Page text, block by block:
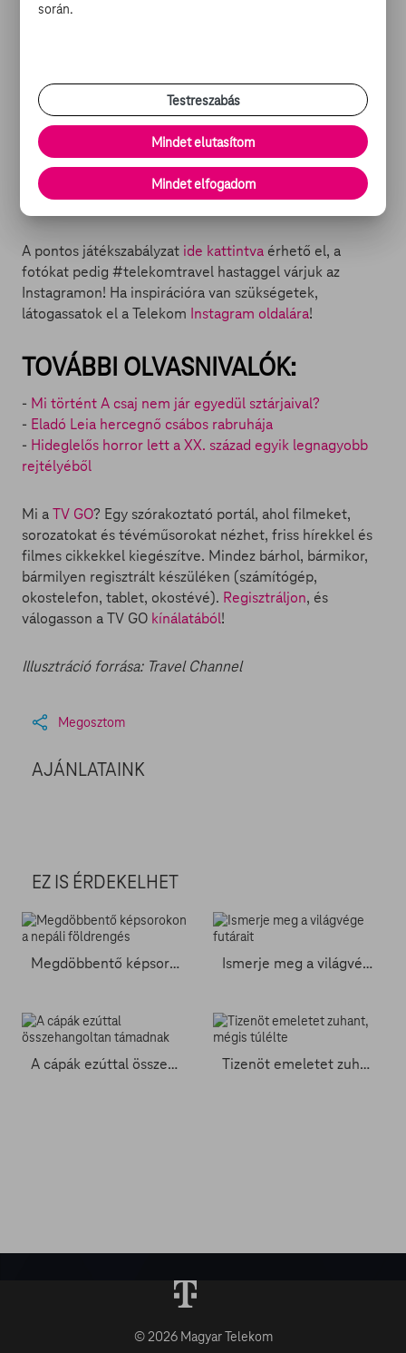
A zsűri emellett 25 fotót jelöl a közönségdíjra. Ezeket a
pályamunkánk a Magyar TelekomFacebook
oldalán
lehet majd megtekinteni szeptember 25. után.
Itt lehet majd szavazni is, hogy ki nyerje a közönségdíjat,
egy családi wellness-hétvégét a ceglédi Hotel
Aquarell****-ben.
A pontos játékszabályzat ide kattintva érhető el, a
fotókat pedig #telekomtravel hastaggel várjuk az
Instagramon! Ha inspirációra van szükségetek,
látogassatok el a Telekom Instagram oldalára!
TOVÁBBI OLVASNIVALÓK:
- Mi történt A csaj nem jár egyedül sztárjaival?
- Eladó Leia hercegnő csábos rabruhája
- Hideglelős horror lett a XX. század egyik legnagyobb
rejtélyéből
Mi aTV GO? Egy szórakoztató portál, ahol filmeket,
sorozatokat és tévéműsorokat nézhet, friss hírekkel és
filmes cikkekkel kiegészítve. Mindez bárhol, bármikor,
bármilyen regisztrált készüléken (számítógép,
okostelefon, tablet, okostévé). Regisztráljon, és
válogasson a TV GO kínálatából!
Illusztráció forrása: Travel Channel
Megosztom
AJÁNLATAINK
EZ IS ÉRDEKELHET
Megdöbbentő képsorokon a nepáli földrengés Ismerje meg a világvége futárait
A cápák ezúttal összehangoltan támadnak Tizenöt emeletet zuhant, mégis túlélte
© 2026 Magyar Telekom
során.
Testreszabás
Mindet elutasítom
Mindet elfogadom